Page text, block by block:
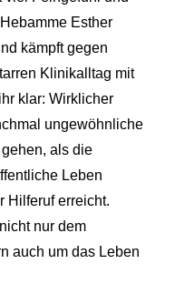
Esther
kämpft gegen
Klinikalltag mit
klar: Wirklicher
ungewöhnliche
als die
Leben
Hilferuf erreicht.
nur dem
auch um das Leben